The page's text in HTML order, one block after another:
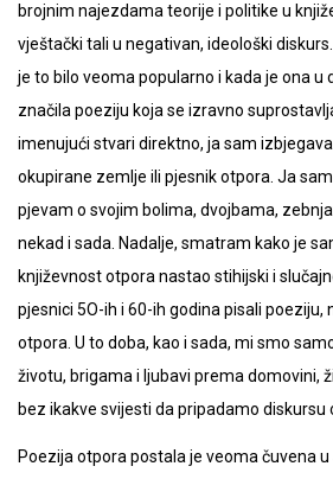
brojnim najezdama teorije i politike u
vještački tali u negativan, ideološki
je to bilo veoma popularno i kada je ona u
značila poeziju koja se izravno
imenujući stvari direktno, ja sam
okupirane zemlje ili pjesnik otpora. Ja
pjevam o svojim bolima, dvojbama,
nekad i sada. Nadalje, smatram kako je
književnost otpora nastao stihijski i
pjesnici 5O-ih i 60-ih godina pisali poeziju,
otpora. U to doba, kao i sada, mi smo
životu, brigama i ljubavi prema domovini,
bez ikakve svijesti da pripadamo diskursu
Poezija otpora postala je veoma čuvena